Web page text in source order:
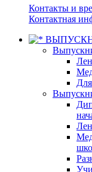
Контакты и
Контактная